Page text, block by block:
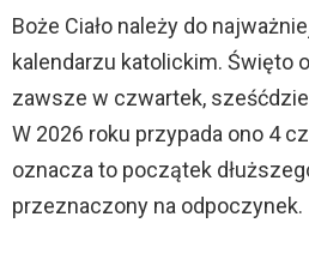
Boże Ciało należy do
kalendarzu katolickim. Święto
zawsze w czwartek,
W 2026 roku przypada ono 4
oznacza to początek
przeznaczony na odpoczynek.